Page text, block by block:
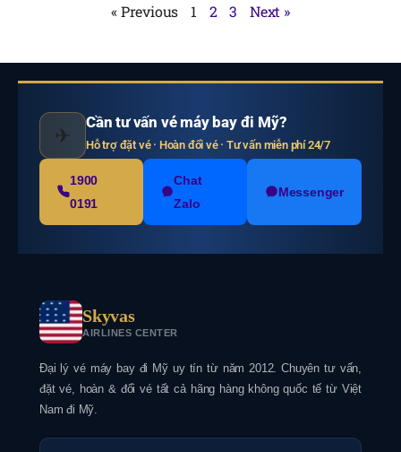
« Previous 1 2 3 Next »
✈
Cần tư vấn vé máy bay đi Mỹ?
Hỗ trợ đặt vé · Hoàn đổi vé · Tư vấn miễn phí 24/7
1900
0191
Chat
Zalo
Messenger
Skyvas
AIRLINES CENTER
Đại lý vé máy bay đi Mỹ uy tín từ năm 2012. Chuyên tư vấn,
đặt vé, hoàn & đổi vé tất cả hãng hàng không quốc tế từ Việt
Nam đi Mỹ.